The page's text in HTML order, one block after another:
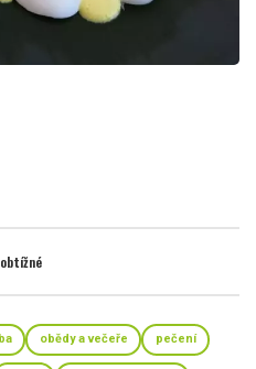
obědy a večeře pečení